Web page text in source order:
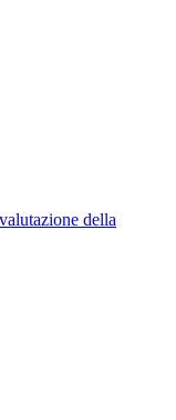
della